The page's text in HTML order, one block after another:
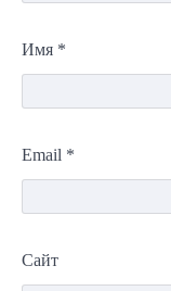
Имя *
Email *
Сайт